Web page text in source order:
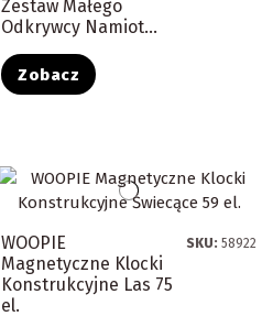
Zestaw Małego
Odkrywcy Namiot...
Zobacz
WOOPIE
Magnetyczne Klocki
Konstrukcyjne Las 75
el.
SKU:58922